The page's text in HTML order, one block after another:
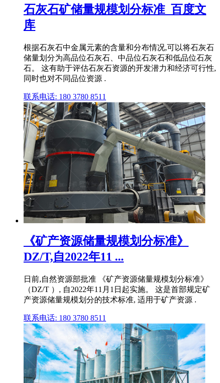
石灰石矿储量规模划分标准_百度文
库
根据石灰石中金属元素的含量和分布情况,可以将石灰石
储量划分为高品位石灰石、中品位石灰石和低品位石灰
石。 这有助于评估石灰石资源的开发潜力和经济可行性,
同时也对不同品位资源 .
联系电话: 180 3780 8511
《矿产资源储量规模划分标准》
DZ/T,自2022年11 ...
日前,自然资源部批准 《矿产资源储量规模划分标准》
（DZ/T ）, 自2022年11月1日起实施。 这是首部规定矿
产资源储量规模划分的技术标准, 适用于矿产资源 .
联系电话: 180 3780 8511